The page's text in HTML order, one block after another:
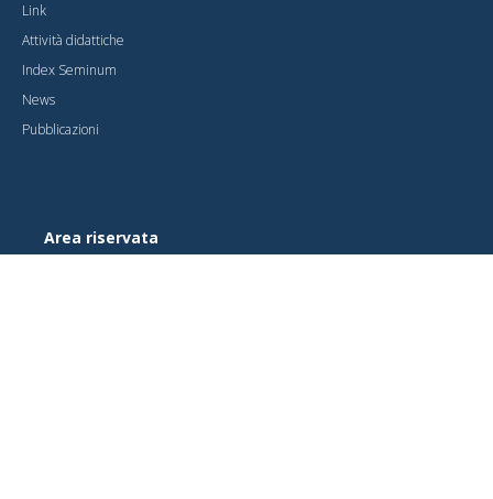
Link
Attività didattiche
Index Seminum
News
Pubblicazioni
Area riservata